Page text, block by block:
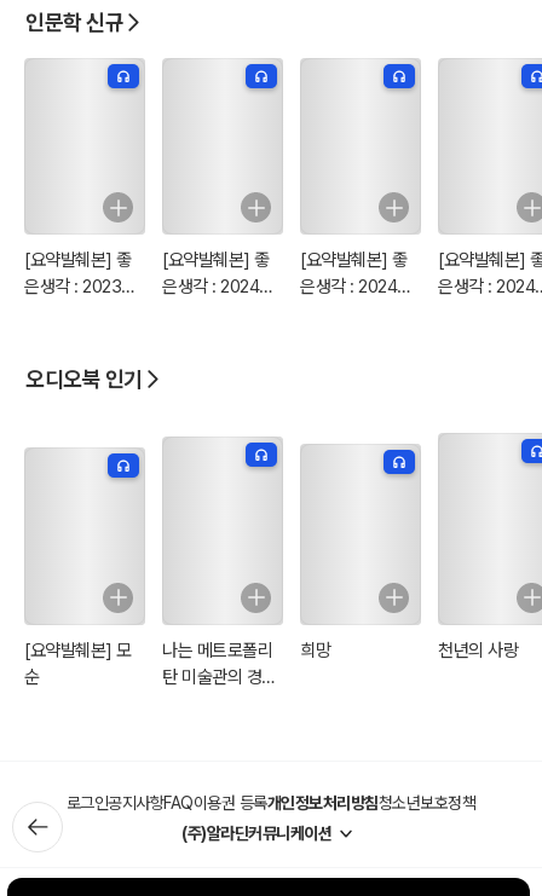
인문학 신규
[요약발췌본] 좋
은생각 : 2023년
[요약발췌본] 좋
은생각 : 2024년
[요약발췌본] 좋
은생각 : 2024년
[요약발췌본]
은생각 : 2024
오디오북 인기
[요약발췌본] 모
순
나는 메트로폴리
탄 미술관의 경비
희망 천년의 사랑
로그인공지사항FAQ이용권 등록개인정보처리방침청소년보호정책
(주)알라딘커뮤니케이션